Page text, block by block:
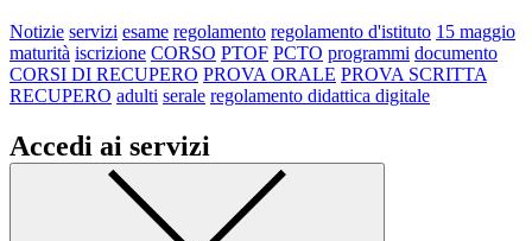
Notizie servizi esame regolamento regolamento d'istituto 15 maggio
maturità iscrizione CORSO PTOF PCTO programmi documento
CORSI DI RECUPERO PROVA ORALE PROVA SCRITTA
RECUPERO adulti serale regolamento didattica digitale
Accedi ai servizi